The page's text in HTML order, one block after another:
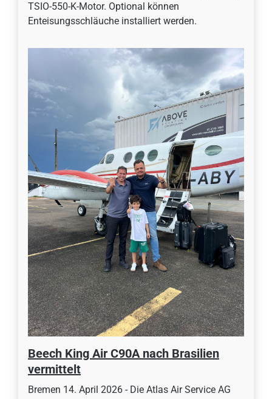
TSIO-550-K-Motor. Optional können
Enteisungsschläuche installiert werden.
Beech King Air C90A nach Brasilien
vermittelt
Bremen 14. April 2026 - Die Atlas Air Service AG